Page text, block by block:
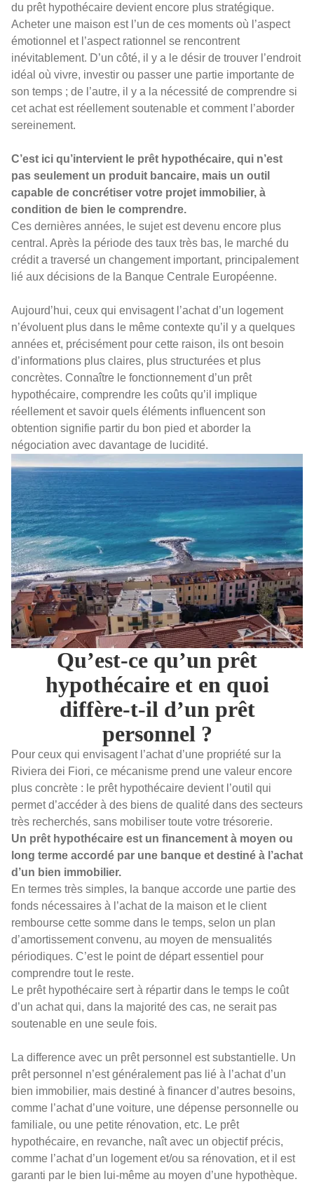
du prêt hypothécaire devient encore plus stratégique.
Acheter une maison est l’un de ces moments où l’aspect
émotionnel et l’aspect rationnel se rencontrent
inévitablement. D’un côté, il y a le désir de trouver l’endroit
idéal où vivre, investir ou passer une partie importante de
son temps ; de l’autre, il y a la nécessité de comprendre si
cet achat est réellement soutenable et comment l’aborder
sereinement.
C’est ici qu’intervient le prêt hypothécaire, qui n’est
pas seulement un produit bancaire, mais un outil
capable de concrétiser votre projet immobilier, à
condition de bien le comprendre.
Ces dernières années, le sujet est devenu encore plus
central. Après la période des taux très bas, le marché du
crédit a traversé un changement important, principalement
lié aux décisions de la Banque Centrale Européenne.
Aujourd’hui, ceux qui envisagent l’achat d’un logement
n’évoluent plus dans le même contexte qu’il y a quelques
années et, précisément pour cette raison, ils ont besoin
d’informations plus claires, plus structurées et plus
concrètes. Connaître le fonctionnement d’un prêt
hypothécaire, comprendre les coûts qu’il implique
réellement et savoir quels éléments influencent son
obtention signifie partir du bon pied et aborder la
négociation avec davantage de lucidité.
Qu’est-ce qu’un prêt
hypothécaire et en quoi
diffère-t-il d’un prêt
personnel ?
Pour ceux qui envisagent l’achat d’une propriété sur la
Riviera dei Fiori, ce mécanisme prend une valeur encore
plus concrète : le prêt hypothécaire devient l’outil qui
permet d’accéder à des biens de qualité dans des secteurs
très recherchés, sans mobiliser toute votre trésorerie.
Un prêt hypothécaire est un financement à moyen ou
long terme accordé par une banque et destiné à l’achat
d’un bien immobilier.
En termes très simples, la banque accorde une partie des
fonds nécessaires à l’achat de la maison et le client
rembourse cette somme dans le temps, selon un plan
d’amortissement convenu, au moyen de mensualités
périodiques. C’est le point de départ essentiel pour
comprendre tout le reste.
Le prêt hypothécaire sert à répartir dans le temps le coût
d’un achat qui, dans la majorité des cas, ne serait pas
soutenable en une seule fois.
La difference avec un prêt personnel est substantielle. Un
prêt personnel n’est généralement pas lié à l’achat d’un
bien immobilier, mais destiné à financer d’autres besoins,
comme l’achat d’une voiture, une dépense personnelle ou
familiale, ou une petite rénovation, etc. Le prêt
hypothécaire, en revanche, naît avec un objectif précis,
comme l’achat d’un logement et/ou sa rénovation, et il est
garanti par le bien lui-même au moyen d’une hypothèque.